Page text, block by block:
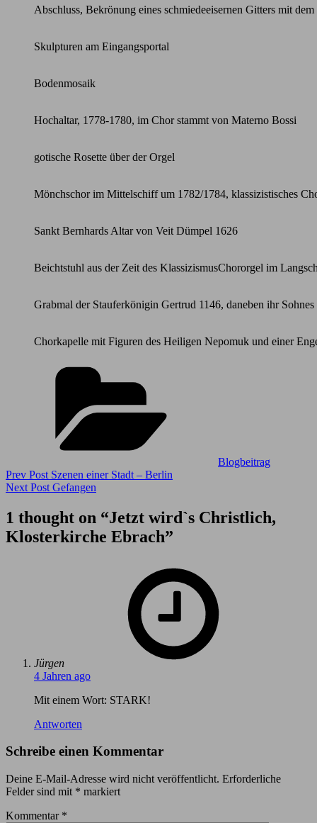
Abschluss, Bekrönung eines schmiedeeisernen Gitters mit
Skulpturen am Eingangsportal
Bodenmosaik
Hochaltar, 1778-1780, im Chor stammt von Materno Bossi
gotische Rosette über der Orgel
Mönchschor im Mittelschiff um 1782/1784, klassizistisches
Sankt Bernhards Altar von Veit Dümpel 1626
Beichtstuhl aus der Zeit des KlassizismusChororgel im
Grabmal der Stauferkönigin Gertrud 1146, daneben ihr
Chorkapelle mit Figuren des Heiligen Nepomuk und einer
Blogbeitrag
Beitragsnavigation
Previous
Post
Prev Post Szenen einer Stadt – Berlin
Next
Next Post Gefangen
1 thought on “Jetzt wird`s Christlich,
Klosterkirche Ebrach”
Jürgen
4 Jahren ago
Mit einem Wort: STARK!
Antworten
Schreibe einen Kommentar
Deine E-Mail-Adresse wird nicht veröffentlicht. Erforderliche
Felder sind mit * markiert
Kommentar *